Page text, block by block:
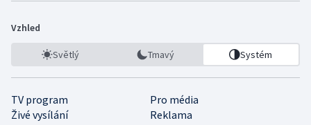
Vzhled
Světlý Tmavý Systém
TV program
Pro média
Živé vysílání
Reklama